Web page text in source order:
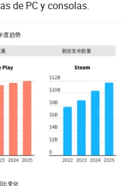
de PC y consolas.